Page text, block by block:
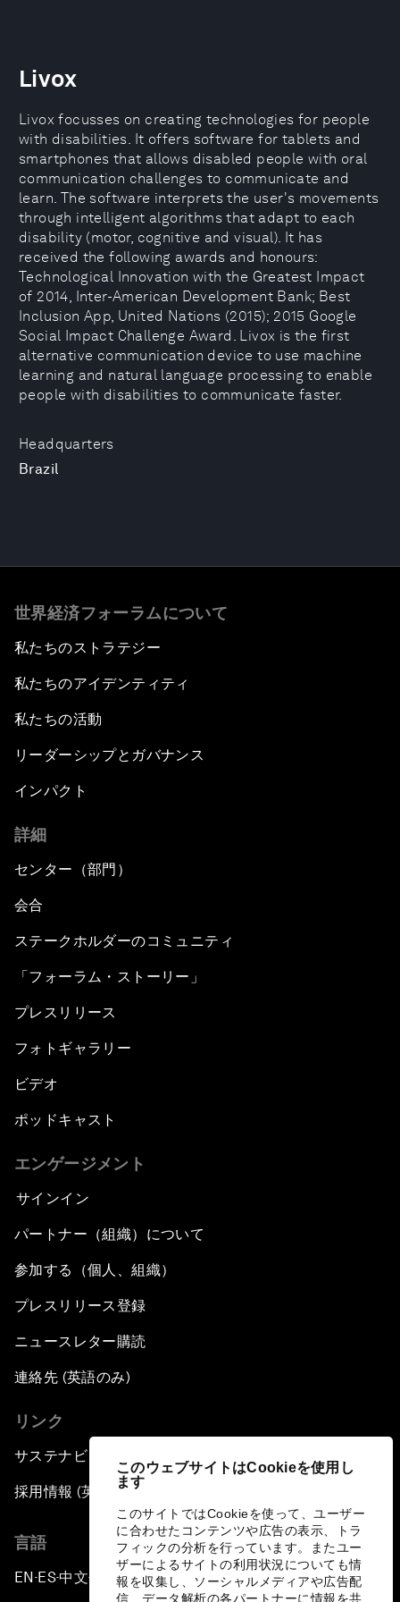
このウェブサイトはCookieを使用し
ます
このサイトではCookieを使って、ユーザー
に合わせたコンテンツや広告の表示、トラ
フィックの分析を行っています。またユー
ザーによるサイトの利用状況についても情
報を収集し、ソーシャルメディアや広告配
信、データ解析の各パートナーに情報を共
Headquarters
Brazil
Livox
Livox focusses on creating technologies for people
with disabilities. It offers software for tablets and
smartphones that allows disabled people with oral
communication challenges to communicate and
learn. The software interprets the user's movements
through intelligent algorithms that adapt to each
disability (motor, cognitive and visual). It has
received the following awards and honours:
Technological Innovation with the Greatest Impact
of 2014, Inter-American Development Bank; Best
Inclusion App, United Nations (2015); 2015 Google
Social Impact Challenge Award. Livox is the first
alternative communication device to use machine
learning and natural language processing to enable
people with disabilities to communicate faster.
世界経済フォーラムについて
私たちのストラテジー
私たちのアイデンティティ
私たちの活動
リーダーシップとガバナンス
インパクト
詳細
センター（部門）
会合
ステークホルダーのコミュニティ
「フォーラム・ストーリー」
プレスリリース
フォトギャラリー
ビデオ
ポッドキャスト
エンゲージメント
サインイン
パートナー（組織）について
参加する（個人、組織）
プレスリリース登録
ニュースレター購読
連絡先 (英語のみ)
リンク
サステナビリティへの取り組み
採用情報 (英語のみ)
言語
EN ▪ES▪中文▪ 日本語